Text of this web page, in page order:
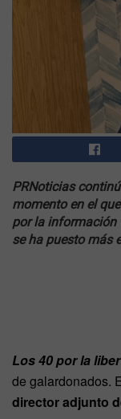
PRNoticias
momento en el
por la información
se ha puesto más
Los 40 por la
de galardonados.
director adjunto